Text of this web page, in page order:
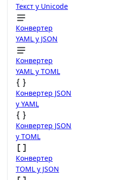
Текст у Unicode
Конвертер
YAML у JSON
Конвертер
YAML у TOML
Конвертер JSON
у YAML
Конвертер JSON
у TOML
Конвертер
TOML у JSON